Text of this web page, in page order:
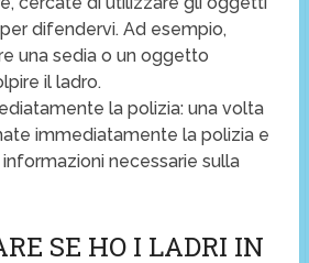
difendervi. Ad esempio,
una sedia o un oggetto
il ladro.
la polizia: una volta
immediatamente la polizia e
necessarie sulla
SE HO I LADRI IN